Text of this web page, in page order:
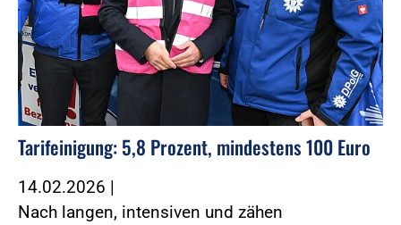
Tarifeinigung: 5,8 Prozent, mindestens 100 Euro
14.02.2026 |
Nach langen, intensiven und zähen